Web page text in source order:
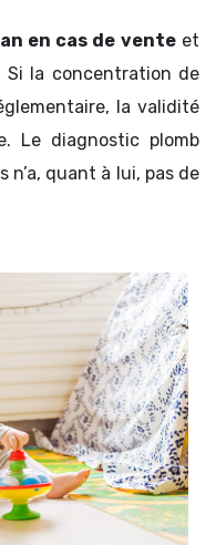
en cas de venteet
Si la concentration de
la validité
Le diagnostic plomb
n’a, quant à lui, pas de